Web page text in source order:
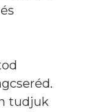
tudjuk